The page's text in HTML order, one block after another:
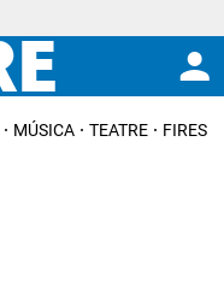
MÚSICA TEATRE FIRES I